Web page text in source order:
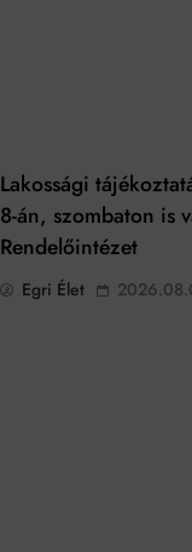
Lakossági
8-án, szombaton is
Rendelőintézet
Egri Élet